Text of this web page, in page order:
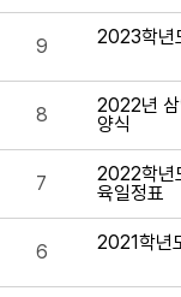
9 2023학년
8
2022년 삼
양식
7
2022학년
육일정표
6 2021학년